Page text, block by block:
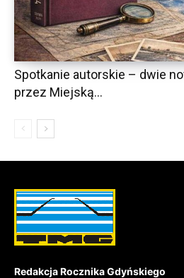
Spotkanie autorskie – dwie
przez Miejską...
Redakcja Rocznika Gdyńskiego